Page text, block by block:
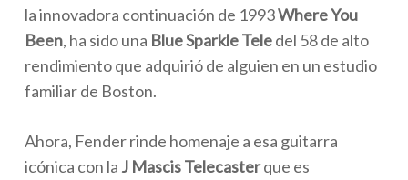
la innovadora continuación de 1993Where You
Been, ha sido una Blue Sparkle Teledel 58 de alto
rendimiento que adquirió de alguien en un estudio
familiar de Boston.
Ahora, Fender rinde homenaje a esa guitarra
icónica con la J Mascis Telecasterque es